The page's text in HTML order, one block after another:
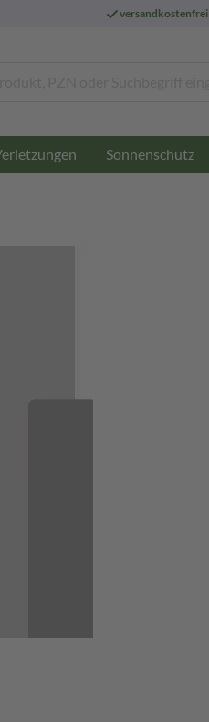
versandkostenfrei
Sonnenschutz